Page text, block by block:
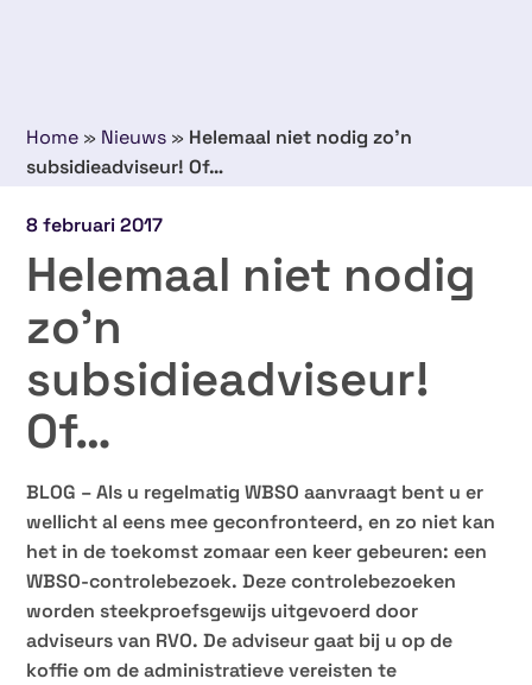
Home » Nieuws » Helemaal niet nodig zo’n
subsidieadviseur! Of…
8 februari 2017
Helemaal niet nodig
zo’n
subsidieadviseur!
Of…
BLOG – Als u regelmatig WBSO aanvraagt bent u er
wellicht al eens mee geconfronteerd, en zo niet kan
het in de toekomst zomaar een keer gebeuren: een
WBSO-controlebezoek. Deze controlebezoeken
worden steekproefsgewijs uitgevoerd door
adviseurs van RVO. De adviseur gaat bij u op de
koffie om de administratieve vereisten te